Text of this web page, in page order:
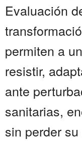
Evaluación
permiten a
resistir,
ante
sanitarias,
sin perder